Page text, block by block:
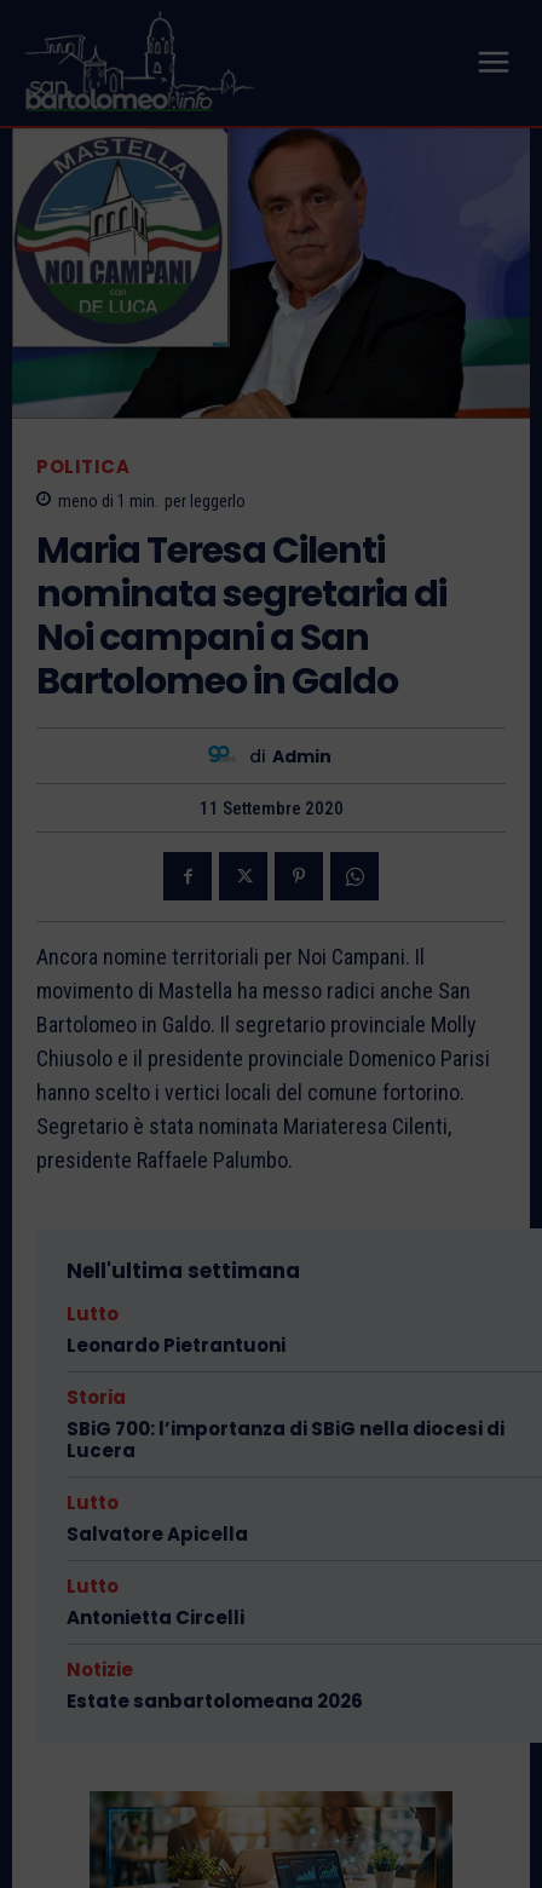
POLITICA
meno di 1 min. per leggerlo
Maria Teresa Cilenti
nominata segretaria di
Noi campani a San
Bartolomeo in Galdo
di Admin
11 Settembre 2020
Ancora nomine territoriali per Noi Campani. Il
movimento di Mastella ha messo radici anche San
Bartolomeo in Galdo. Il segretario provinciale Molly
Chiusolo e il presidente provinciale Domenico Parisi
hanno scelto i vertici locali del comune fortorino.
Segretario è stata nominata Mariateresa Cilenti,
presidente Raffaele Palumbo.
Nell'ultima settimana
Lutto
Leonardo Pietrantuoni
Storia
SBiG 700: l’importanza di SBiG nella diocesi di
Lucera
Lutto
Salvatore Apicella
Lutto
Antonietta Circelli
Notizie
Estate sanbartolomeana 2026